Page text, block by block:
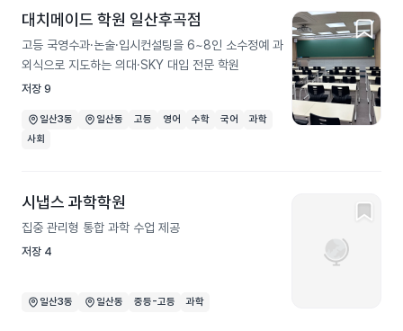
대치메이드 학원 일산후곡점
고등 국영수과·논술·입시컨설팅을 6~8인 소수정예 과
외식으로 지도하는 의대·SKY 대입 전문 학원
저장 9
일산3동 일산동 고등 영어 수학 국어
과학
사회
시냅스 과학학원
집중 관리형 통합 과학 수업 제공
저장 4
일산3동 일산동 중등-고등 과학